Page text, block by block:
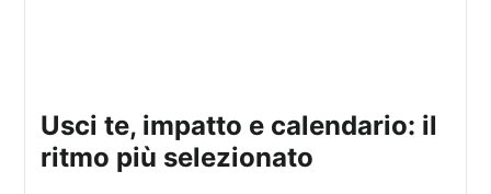
usci te, impatto e calendario: il
ritmo più selezionato